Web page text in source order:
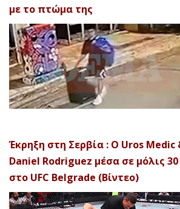
με το πτώμα της
Έκρηξη στη Σερβία : Ο Uros Medic
Daniel Rodriguez μέσα σε μόλις
στο UFC Belgrade (Βίντεο)